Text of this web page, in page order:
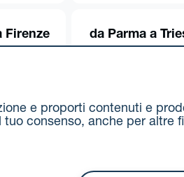
Firenze da Parma a
e proporti contenuti e
consenso, anche per altre